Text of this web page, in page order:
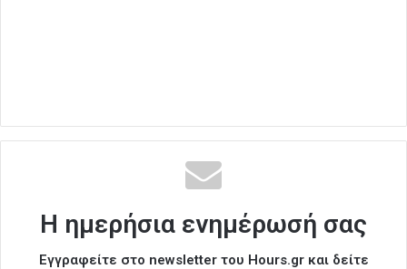
Η ημερήσια ενημέρωσή σας
Εγγραφείτε στο newsletter του Hours.gr και δείτε